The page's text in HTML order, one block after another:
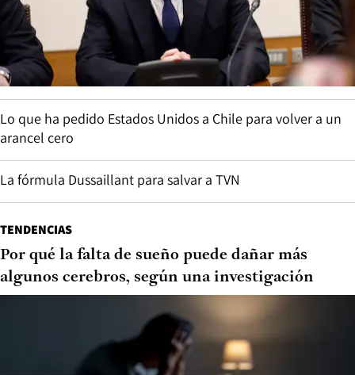
Lo que ha pedido Estados Unidos a Chile para volver a un
arancel cero
La fórmula Dussaillant para salvar a TVN
TENDENCIAS
Por qué la falta de sueño puede dañar más
algunos cerebros, según una investigación